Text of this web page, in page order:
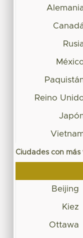
Reino
Ciudades con más
Beijing
Kiez
Ottawa